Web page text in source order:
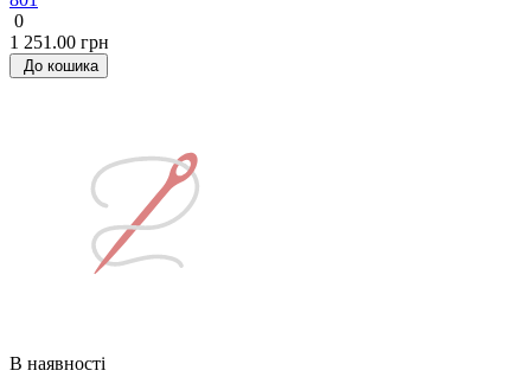
0
1 251.00 грн
До кошика
В наявності